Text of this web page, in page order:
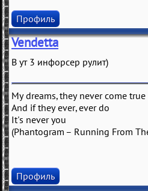
Профиль
Vendetta
В ут 3 инфорсер рулит)
My dreams, they never come true
And if they ever, ever do
It's never you
(Phantogram – Running From
Профиль